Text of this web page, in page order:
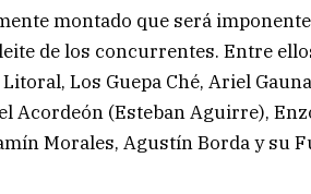
montado que será
de los concurrentes. Entre
Los Guepa Ché, Ariel
Acordeón (Esteban Aguirre),
Morales, Agustín Borda y su